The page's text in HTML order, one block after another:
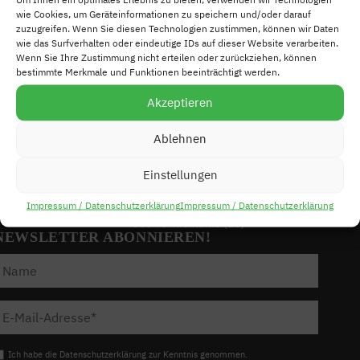
wie Cookies, um Geräteinformationen zu speichern und/oder darauf
zuzugreifen. Wenn Sie diesen Technologien zustimmen, können wir Daten
wie das Surfverhalten oder eindeutige IDs auf dieser Website verarbeiten.
Wenn Sie Ihre Zustimmung nicht erteilen oder zurückziehen, können
bestimmte Merkmale und Funktionen beeinträchtigt werden.
Akzeptieren
Ablehnen
Einstellungen
Impressum / DatenschutzerklärungImpressum / Datenschutzerklärung
Lateinamerika-Forum Berlin e.V. c/o SEKIS
Bismarckstraße 101, D-10625 Berlin
+49 (0)30 832 96 37
kontakt@lateinamerikaforum-berlin.de
https://lateinamerikaforum-berlin.de
Mitmachen!
Impressum
Datenschutzerklärung
Cookie-Richtlinie (EU)
ABONNIEREN!
Ich habe die Datenschutzerklärung zur Kenntnis genommen.